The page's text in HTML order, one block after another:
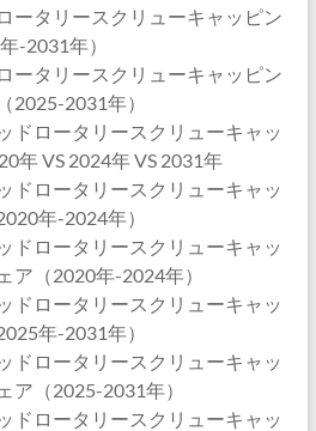
ータリースクリューキャッピン
-2031年）
ータリースクリューキャッピン
2025-2031年）
ドロータリースクリューキャッ
年 VS 2024年 VS 2031年
ドロータリースクリューキャッ
年-2024年）
ドロータリースクリューキャッ
ア（2020年-2024年）
ドロータリースクリューキャッ
年-2031年）
ドロータリースクリューキャッ
ア（2025-2031年）
ドロータリースクリューキャッ